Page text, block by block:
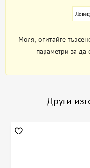
Ловец
Моля, опитайте
параметри за да
Други